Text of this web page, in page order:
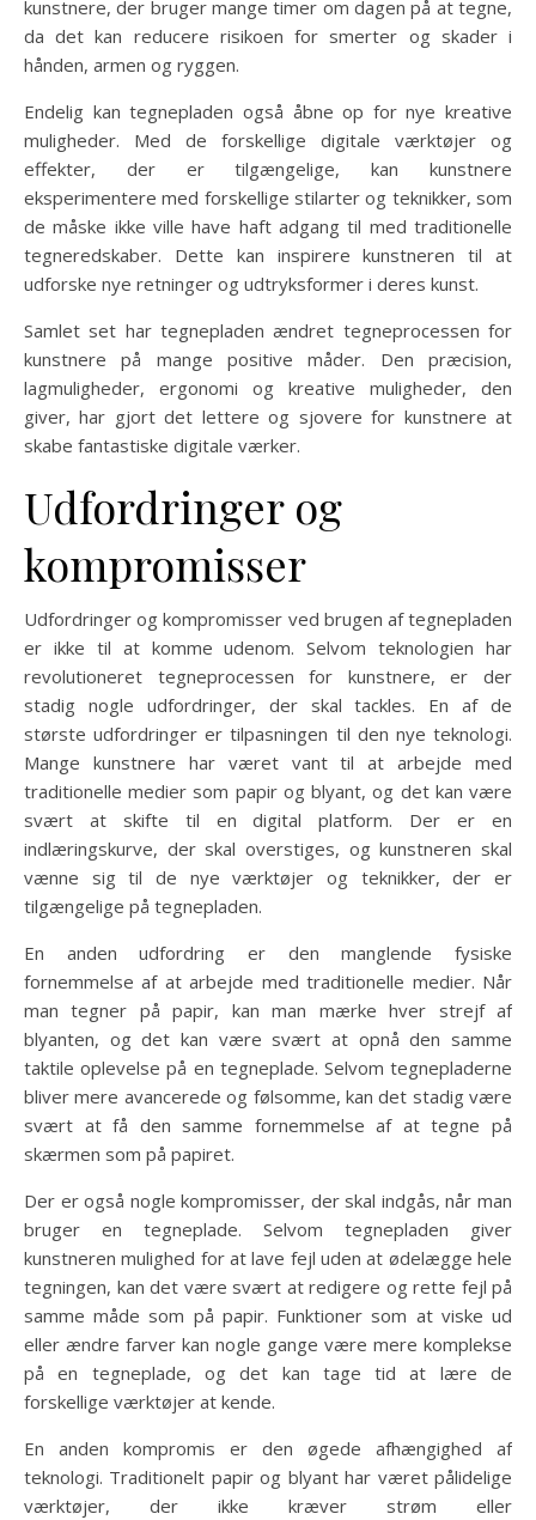
kunstnere, der bruger mange timer om dagen på at tegne,
da det kan reducere risikoen for smerter og skader i
hånden, armen og ryggen.
Endelig kan tegnepladen også åbne op for nye kreative
muligheder. Med de forskellige digitale værktøjer og
effekter, der er tilgængelige, kan kunstnere
eksperimentere med forskellige stilarter og teknikker, som
de måske ikke ville have haft adgang til med traditionelle
tegneredskaber. Dette kan inspirere kunstneren til at
udforske nye retninger og udtryksformer i deres kunst.
Samlet set har tegnepladen ændret tegneprocessen for
kunstnere på mange positive måder. Den præcision,
lagmuligheder, ergonomi og kreative muligheder, den
giver, har gjort det lettere og sjovere for kunstnere at
skabe fantastiske digitale værker.
Udfordringer og
kompromisser
Udfordringer og kompromisser ved brugen af tegnepladen
er ikke til at komme udenom. Selvom teknologien har
revolutioneret tegneprocessen for kunstnere, er der
stadig nogle udfordringer, der skal tackles. En af de
største udfordringer er tilpasningen til den nye teknologi.
Mange kunstnere har været vant til at arbejde med
traditionelle medier som papir og blyant, og det kan være
svært at skifte til en digital platform. Der er en
indlæringskurve, der skal overstiges, og kunstneren skal
vænne sig til de nye værktøjer og teknikker, der er
tilgængelige på tegnepladen.
En anden udfordring er den manglende fysiske
fornemmelse af at arbejde med traditionelle medier. Når
man tegner på papir, kan man mærke hver strejf af
blyanten, og det kan være svært at opnå den samme
taktile oplevelse på en tegneplade. Selvom tegnepladerne
bliver mere avancerede og følsomme, kan det stadig være
svært at få den samme fornemmelse af at tegne på
skærmen som på papiret.
Der er også nogle kompromisser, der skal indgås, når man
bruger en tegneplade. Selvom tegnepladen giver
kunstneren mulighed for at lave fejl uden at ødelægge hele
tegningen, kan det være svært at redigere og rette fejl på
samme måde som på papir. Funktioner som at viske ud
eller ændre farver kan nogle gange være mere komplekse
på en tegneplade, og det kan tage tid at lære de
forskellige værktøjer at kende.
En anden kompromis er den øgede afhængighed af
teknologi. Traditionelt papir og blyant har været pålidelige
værktøjer, der ikke kræver strøm eller